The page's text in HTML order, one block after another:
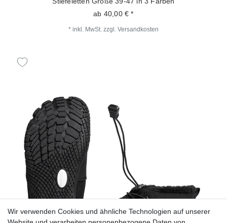
ab 40,00 € *
* inkl. MwSt. zzgl. Versandkosten
Wir verwenden Cookies und ähnliche Technologien auf unserer